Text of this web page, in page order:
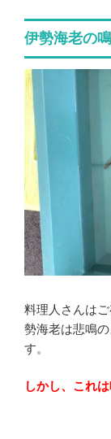
伊勢海老の
料理人さんは
勢海老は悲鳴
す。
しかし、これ